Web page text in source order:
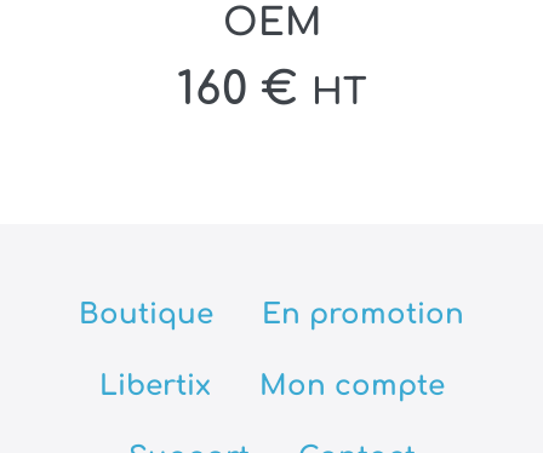
OEM
160 € HT
Boutique En promotion
Libertix Mon compte